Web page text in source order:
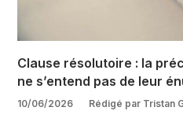
Clause résolutoire : la
ne s’entend pas de leur
10/06/2026 Rédigé par Tristan